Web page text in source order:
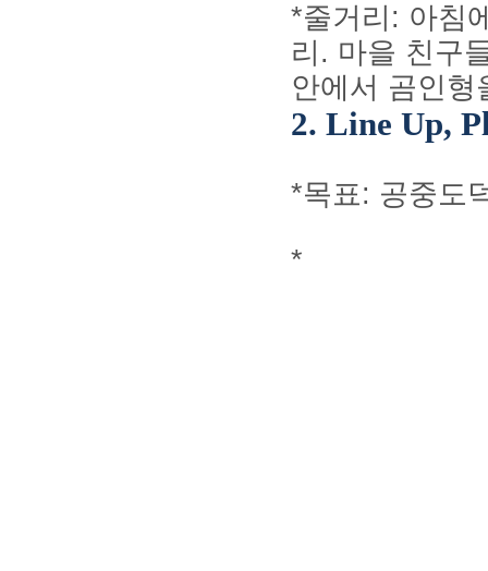
*줄거리 : 아침
리 . 마을 친구
안에서 곰인형
2. Line Up,
*목표: 공중도
*